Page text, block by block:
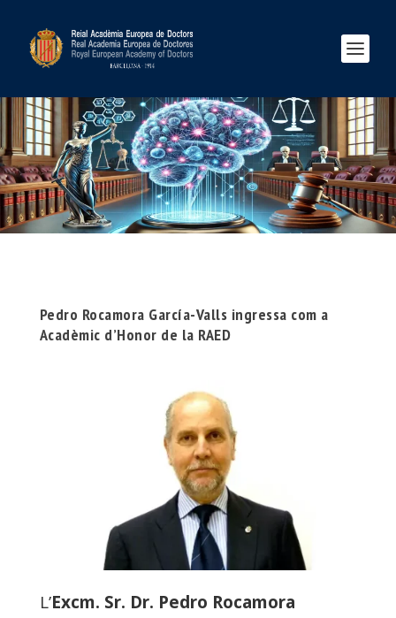
Pedro Rocamora García-Valls ingressa com a
Acadèmic d’Honor de la RAED
L’Excm. Sr. Dr. Pedro Rocamora